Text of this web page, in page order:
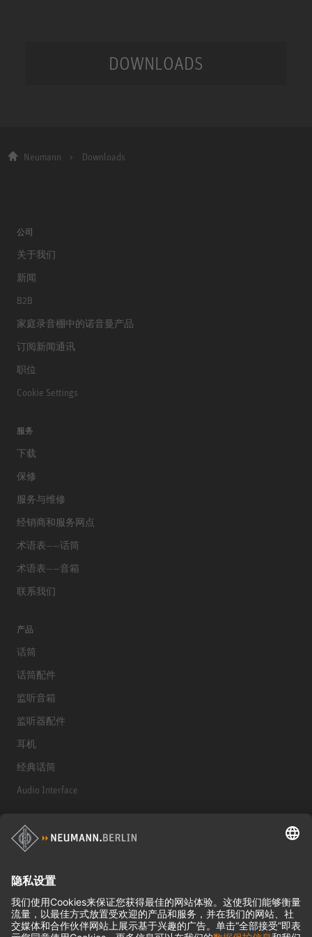
DOWNLOADS
Neumann Downloads
公司
关于我们
新闻
B2B
家庭录音棚中的诺音曼产品
订阅新闻通讯
职位
Cookie Settings
服务
下载
保修
服务与维修
经销商和服务网点
术语表——话筒
术语表——音箱
联系我们
产品
话筒
话筒配件
监听音箱
监听器配件
耳机
经典话筒
Audio Interface